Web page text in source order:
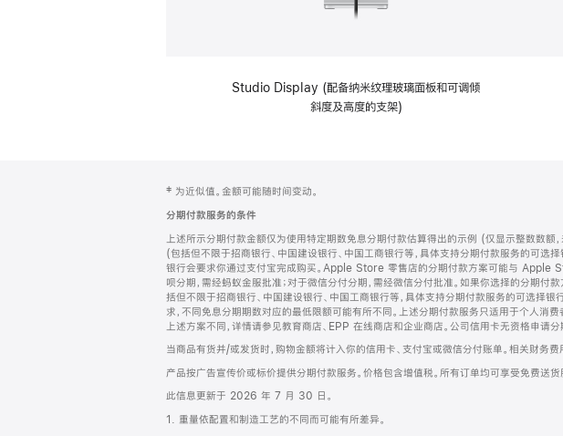
Studio Display (配备纳米纹理玻璃面板和可调倾
斜度及高度的支架)
页
脚
注
‡ 为近似值。金额可能随时间变动。
分期付款服务的条件
上述所示分期付款金额仅为使用特定期数免息分期付款估算得出的示例 (仅显示整数数额
(包括但不限于招商银行、中国建设银行、中国工商银行等，具体支持分期付款服务的可
银行会要求你通过支付宝完成购买。Apple Store 零售店的分期付款方案可能与 Apple
呗分期，需经蚂蚁金服批准；对于微信分付分期，需经微信分付批准。如果你选择的分期
括但不限于招商银行、中国建设银行、中国工商银行等，具体支持分期付款服务的可选择
求，不同免息分期期数对应的最低限额可能有所不同。上述分期付款服务只适用于个人
上述方案不同，详情请参见教育商店、EPP 在线商店和企业商店。公司信用卡无资格申
当商品有货并/或发货时，购物金额将计入你的信用卡、支付宝或微信分付账单。相关财务
产品按广告宣传价或标价提供分期付款服务。价格包含增值税。所有订单均可享受免费送货
此信息更新于 2026 年 7 月 30 日。
1. 重量依配置和制造工艺的不同而可能有所差异。